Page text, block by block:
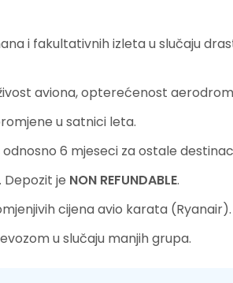
i fakultativnih izleta u slučaju
aviona, opterećenost
u satnici leta.
6 mjeseci za ostale
je NON REFUNDABLE.
cijena avio karata (Ryanair).
u slučaju manjih grupa.